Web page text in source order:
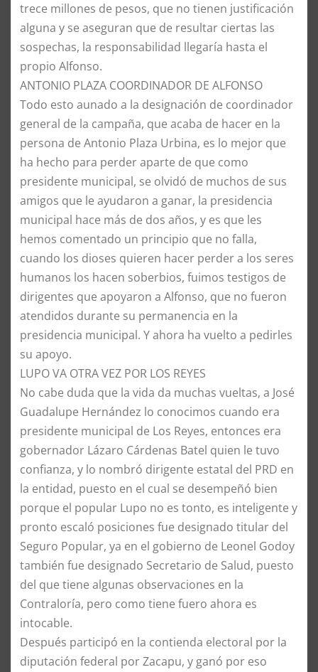
trece millones de pesos, que no tienen justificación
alguna y se aseguran que de resultar ciertas las
sospechas, la responsabilidad llegaría hasta el
propio Alfonso.
ANTONIO PLAZA COORDINADOR DE ALFONSO
Todo esto aunado a la designación de coordinador
general de la campaña, que acaba de hacer en la
persona de Antonio Plaza Urbina, es lo mejor que
ha hecho para perder aparte de que como
presidente municipal, se olvidó de muchos de sus
amigos que le ayudaron a ganar, la presidencia
municipal hace más de dos años, y es que les
hemos comentado un principio que no falla,
cuando los dioses quieren hacer perder a los seres
humanos los hacen soberbios, fuimos testigos de
dirigentes que apoyaron a Alfonso, que no fueron
atendidos durante su permanencia en la
presidencia municipal. Y ahora ha vuelto a pedirles
su apoyo.
LUPO VA OTRA VEZ POR LOS REYES
No cabe duda que la vida da muchas vueltas, a José
Guadalupe Hernández lo conocimos cuando era
presidente municipal de Los Reyes, entonces era
gobernador Lázaro Cárdenas Batel quien le tuvo
confianza, y lo nombró dirigente estatal del PRD en
la entidad, puesto en el cual se desempeñó bien
porque el popular Lupo no es tonto, es inteligente y
pronto escaló posiciones fue designado titular del
Seguro Popular, ya en el gobierno de Leonel Godoy
también fue designado Secretario de Salud, puesto
del que tiene algunas observaciones en la
Contraloría, pero como tiene fuero ahora es
intocable.
Después participó en la contienda electoral por la
diputación federal por Zacapu, y ganó por eso